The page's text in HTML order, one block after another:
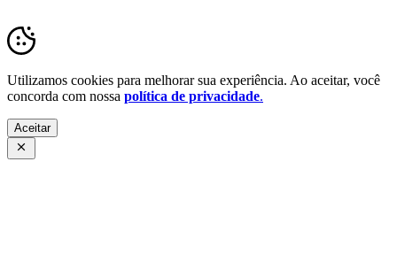
Utilizamos cookies para melhorar sua experiência. Ao aceitar, você
concorda com nossa política de privacidade.
Aceitar